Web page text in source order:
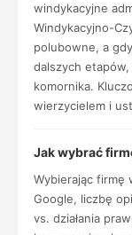
windykacyjne
Windykacyjno-
polubowne, a
dalszych
komornika.
wierzycielem i
Jak wybrać
Wybierając firmę
Google, liczbę
vs. działania